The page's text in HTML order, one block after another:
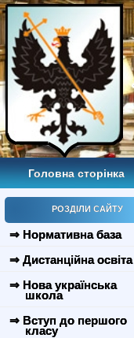
Головна сторінка
РОЗДІЛИ САЙТУ
⇒ Нормативна база
⇒ Дистанційна освіта
⇒ Нова українська
школа
⇒ Вступ до першого
класу